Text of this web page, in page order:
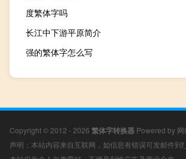
度繁体字吗
长江中下游平原简介
强的繁体字怎么写
Copyright © 2012 - 2026 繁体字转换器 Powered by
声明：本站内容来自互联网，如信息有错误可发邮件